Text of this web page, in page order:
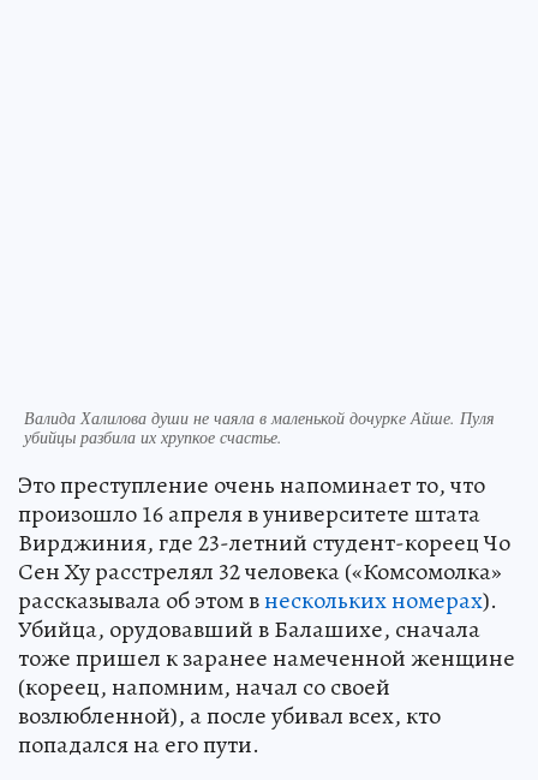
Валида Халилова души не чаяла в маленькой дочурке Айше. Пуля
убийцы разбила их хрупкое счастье.
Это преступление очень напоминает то, что
произошло 16 апреля в университете штата
Вирджиния, где 23-летний студент-кореец Чо
Сен Ху расстрелял 32 человека («Комсомолка»
рассказывала об этом внескольких номерах).
Убийца, орудовавший в Балашихе, сначала
тоже пришел к заранее намеченной женщине
(кореец, напомним, начал со своей
возлюбленной), а после убивал всех, кто
попадался на его пути.